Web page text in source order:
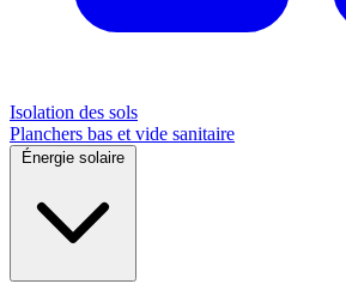
Isolation des sols
Planchers bas et vide sanitaire